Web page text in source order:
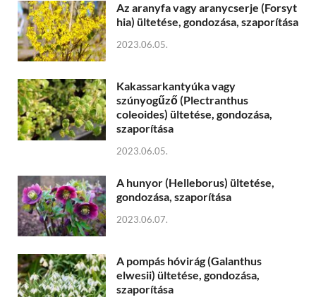
Az aranyfa vagy aranycserje (Forsyt
hia) ültetése, gondozása, szaporítása
2023.06.05.
Kakassarkantyúka vagy
szúnyogűző (Plectranthus
coleoides) ültetése, gondozása,
szaporítása
2023.06.05.
A hunyor (Helleborus) ültetése,
gondozása, szaporítása
2023.06.07.
A pompás hóvirág (Galanthus
elwesii) ültetése, gondozása,
szaporítása